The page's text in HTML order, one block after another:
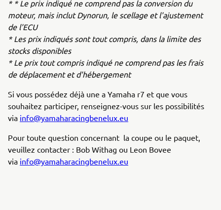
* * Le prix indiqué ne comprend pas la conversion du
moteur, mais inclut Dynorun, le scellage et l'ajustement
de l'ECU
* Les prix indiqués sont tout compris, dans la limite des
stocks disponibles
* Le prix tout compris indiqué ne comprend pas les frais
de déplacement et d'hébergement
Si vous possédez déjà une a Yamaha r7 et que vous
souhaitez participer, renseignez-vous sur les possibilités
via info@yamaharacingbenelux.eu
Pour toute question concernant la coupe ou le paquet,
veuillez contacter : Bob Withag ou Leon Bovee
via info@yamaharacingbenelux.eu